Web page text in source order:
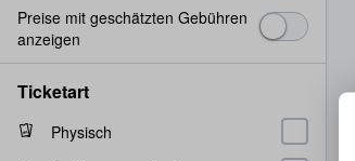
Preise mit geschätzten Gebühren
anzeigen
Ticketart
Physisch